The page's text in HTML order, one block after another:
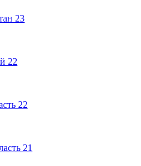
23
22
22
21